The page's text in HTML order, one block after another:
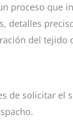
proceso que
detalles
del
de solicitar el